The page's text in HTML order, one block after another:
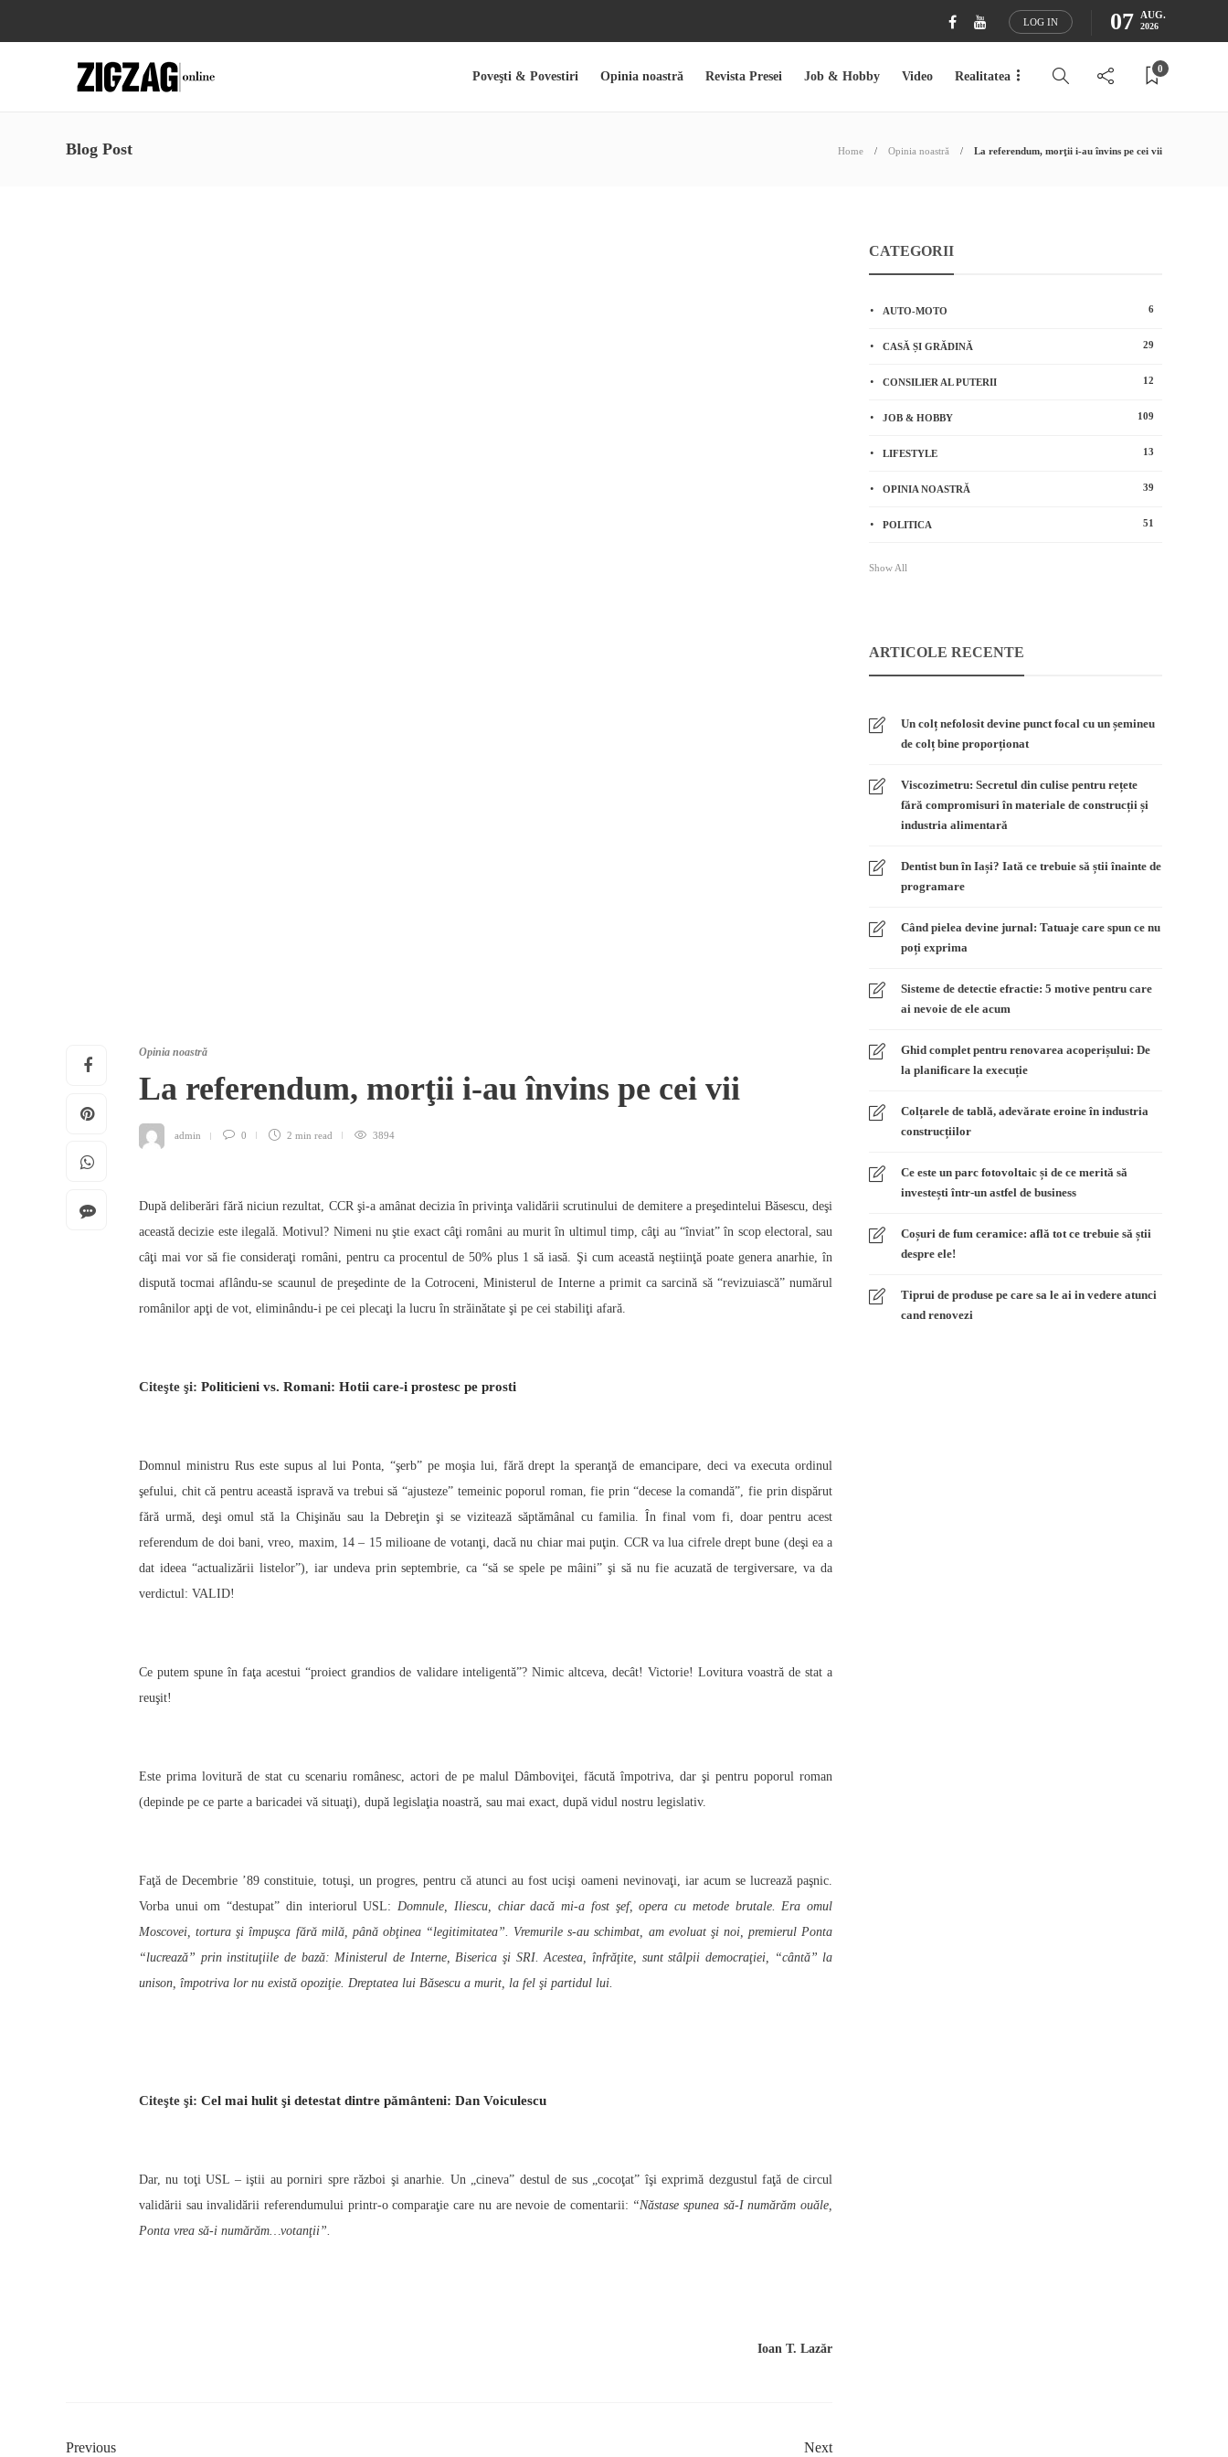
LOG IN 07 AUG.
2026
Poveşti & Povestiri Opinia noastră Revista Presei Job & Hobby Video Realitatea
0
Blog Post Home Opinia noastră La referendum, morţii i-au învins pe cei vii
Opinia noastră
La referendum, morţii i-au învins pe cei vii
admin 0 2 min read 3894
După deliberări fără niciun rezultat, CCR şi-a amânat decizia în privinţa validării scrutinului de demitere a preşedintelui Băsescu, deşi
această decizie este ilegală. Motivul? Nimeni nu ştie exact câţi români au murit în ultimul timp, câţi au “înviat” în scop electoral, sau
câţi mai vor să fie consideraţi români, pentru ca procentul de 50% plus 1 să iasă. Şi cum această neştiinţă poate genera anarhie, în
dispută tocmai aflându-se scaunul de preşedinte de la Cotroceni, Ministerul de Interne a primit ca sarcină să “revizuiască” numărul
românilor apţi de vot, eliminându-i pe cei plecaţi la lucru în străinătate şi pe cei stabiliţi afară.
Citeşte şi: Politicieni vs. Romani: Hotii care-i prostesc pe prosti
Domnul ministru Rus este supus al lui Ponta, “şerb” pe moşia lui, fără drept la speranţă de emancipare, deci va executa ordinul
şefului, chit că pentru această ispravă va trebui să “ajusteze” temeinic poporul roman, fie prin “decese la comandă”, fie prin dispărut
fără urmă, deşi omul stă la Chişinău sau la Debreţin şi se vizitează săptămânal cu familia. În final vom fi, doar pentru acest
referendum de doi bani, vreo, maxim, 14 – 15 milioane de votanţi, dacă nu chiar mai puţin. CCR va lua cifrele drept bune (deşi ea a
dat ideea “actualizării listelor”), iar undeva prin septembrie, ca “să se spele pe mâini” şi să nu fie acuzată de tergiversare, va da
verdictul: VALID!
Ce putem spune în faţa acestui “proiect grandios de validare inteligentă”? Nimic altceva, decât! Victorie! Lovitura voastră de stat a
reuşit!
Este prima lovitură de stat cu scenariu românesc, actori de pe malul Dâmboviţei, făcută împotriva, dar şi pentru poporul roman
(depinde pe ce parte a baricadei vă situaţi), după legislaţia noastră, sau mai exact, după vidul nostru legislativ.
Faţă de Decembrie ’89 constituie, totuşi, un progres, pentru că atunci au fost ucişi oameni nevinovaţi, iar acum se lucrează paşnic.
Vorba unui om “destupat” din interiorul USL:Domnule, Iliescu, chiar dacă mi-a fost şef, opera cu metode brutale. Era omul
Moscovei, tortura şi împuşca fără milă, până obţinea “legitimitatea”. Vremurile s-au schimbat, am evoluat şi noi, premierul Ponta
“lucrează” prin instituţiile de bază: Ministerul de Interne, Biserica şi SRI. Acestea, înfrăţite, sunt stâlpii democraţiei, “cântă” la
unison, împotriva lor nu există opoziţie. Dreptatea lui Băsescu a murit, la fel şi partidul lui.
Citeşte şi: Cel mai hulit şi detestat dintre pământeni: Dan Voiculescu
Dar, nu toţi USL – iştii au porniri spre război şi anarhie. Un „cineva” destul de sus „cocoţat” îşi exprimă dezgustul faţă de circul
validării sau invalidării referendumului printr-o comparaţie care nu are nevoie de comentarii: “Năstase spunea să-I numărăm ouăle,
Ponta vrea să-i numărăm…votanţii”.
Ioan T. Lazăr
Previous Next
CATEGORII
AUTO-MOTO 6
CASĂ ȘI GRĂDINĂ 29
CONSILIER AL PUTERII 12
JOB & HOBBY 109
LIFESTYLE 13
OPINIA NOASTRĂ 39
POLITICA 51
Show All
ARTICOLE RECENTE
Un colț nefolosit devine punct focal cu un șemineu
de colț bine proporționat
Viscozimetru: Secretul din culise pentru rețete
fără compromisuri în materiale de construcții și
industria alimentară
Dentist bun în Iași? Iată ce trebuie să știi înainte de
programare
Când pielea devine jurnal: Tatuaje care spun ce nu
poți exprima
Sisteme de detectie efractie: 5 motive pentru care
ai nevoie de ele acum
Ghid complet pentru renovarea acoperișului: De
la planificare la execuție
Colțarele de tablă, adevărate eroine în industria
construcțiilor
Ce este un parc fotovoltaic și de ce merită să
investești într-un astfel de business
Coșuri de fum ceramice: află tot ce trebuie să știi
despre ele!
Tiprui de produse pe care sa le ai in vedere atunci
cand renovezi